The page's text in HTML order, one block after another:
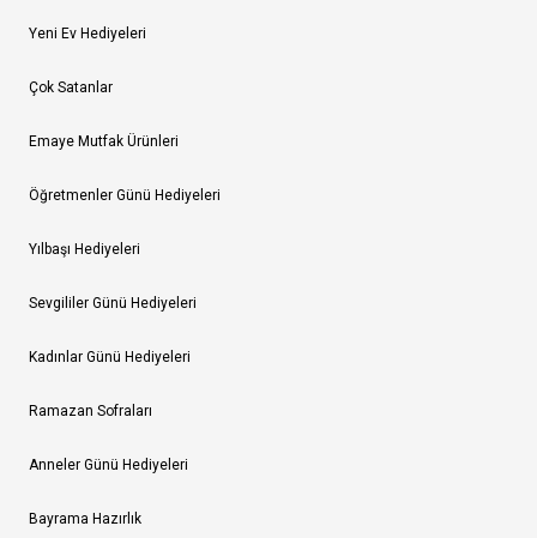
Yeni Ev Hediyeleri
Çok Satanlar
Emaye Mutfak Ürünleri
Öğretmenler Günü Hediyeleri
Yılbaşı Hediyeleri
Sevgililer Günü Hediyeleri
Kadınlar Günü Hediyeleri
Ramazan Sofraları
Anneler Günü Hediyeleri
Bayrama Hazırlık